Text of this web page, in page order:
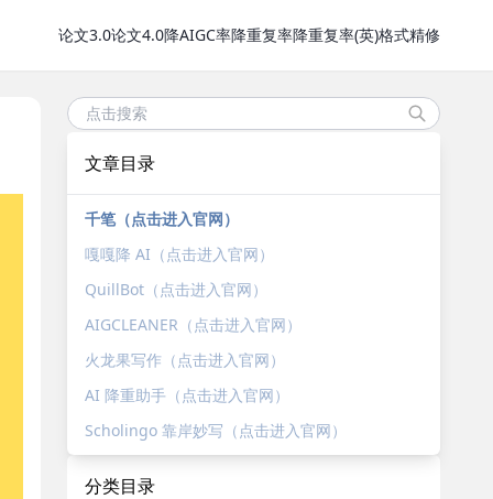
论文3.0论文4.0降AIGC率降重复率降重复率(英)格式精修
文章目录
千笔（点击进入官网）
嘎嘎降 AI（点击进入官网）
QuillBot（点击进入官网）
AIGCLEANER（点击进入官网）
火龙果写作（点击进入官网）
AI 降重助手（点击进入官网）
Scholingo 靠岸妙写（点击进入官网）
分类目录